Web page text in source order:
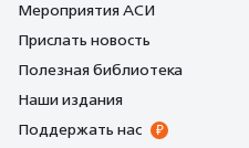
Мероприятия АСИ
Прислать новость
Полезная библиотека
Наши издания
Поддержать нас